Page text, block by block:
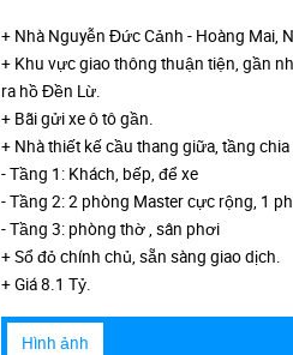
+ Nhà Nguyễn Đức Cảnh - Hoàng Mai,
+ Khu vực giao thông thuận tiện, gần
ra hồ Đền Lừ.
+ Bãi gửi xe ô tô gần.
+ Nhà thiết kế cầu thang giữa, tầng
- Tầng 1: Khách, bếp, để xe
- Tầng 2: 2 phòng Master cực rộng, 1
- Tầng 3: phòng thờ , sân phơi
+ Sổ đỏ chính chủ, sẵn sàng giao dịch.
+ Giá 8.1 Tỷ.
Hình ảnh